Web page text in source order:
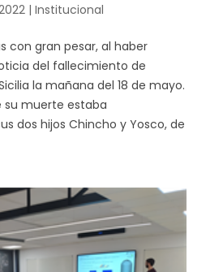
| Institucional
con gran pesar, al haber
del fallecimiento de
la mañana del 18 de mayo.
su muerte estaba
dos hijos Chincho y Yosco, de